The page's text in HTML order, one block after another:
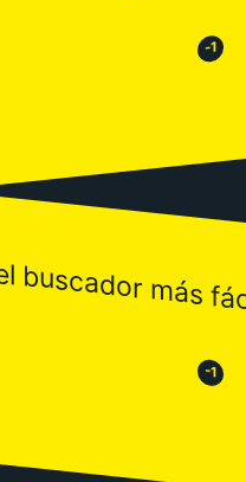
😒 -1 😂
buscador más
😒 -1 😂